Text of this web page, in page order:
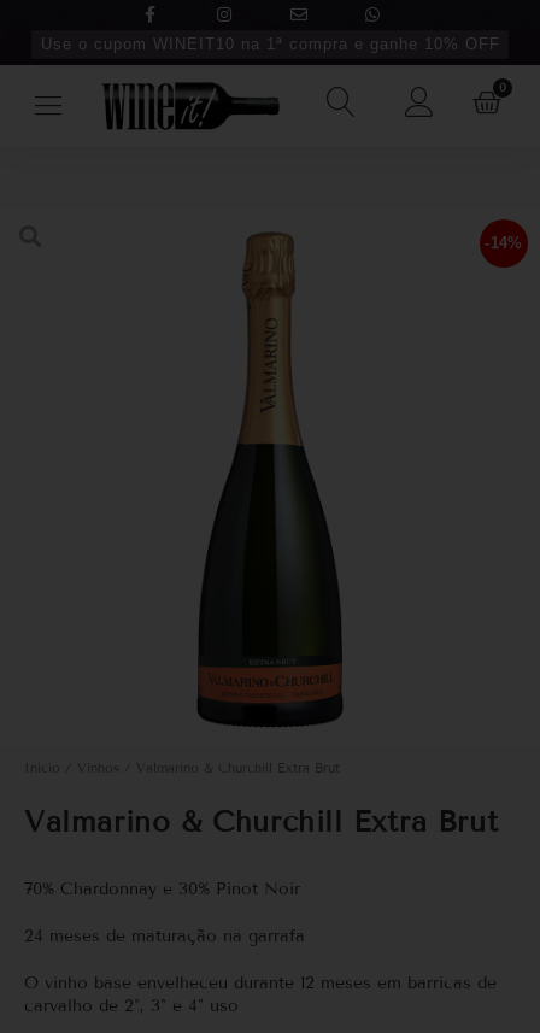
Use o cupom WINEIT10 na 1ª compra e ganhe 10% OFF
0
-14%
Início Vinhos / Valmarino & Churchill Extra Brut
Valmarino & Churchill Extra Brut
70% Chardonnay e 30% Pinot Noir
24 meses de maturação na garrafa
O vinho base envelheceu durante 12 meses em barricas de
carvalho de 2°, 3° e 4° uso